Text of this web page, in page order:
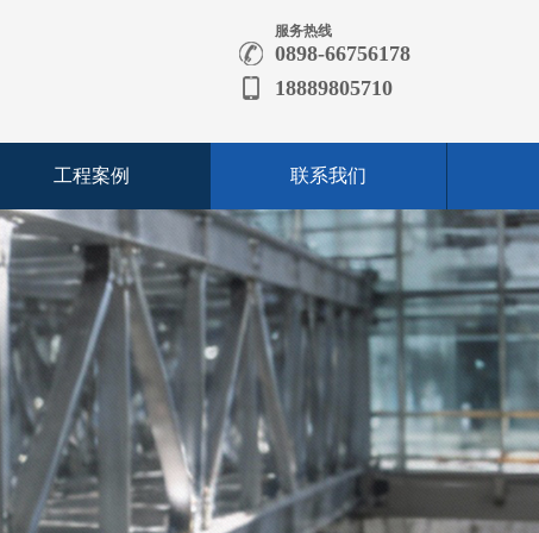
服务热线
0898-66756178
18889805710
工程案例 联系我们